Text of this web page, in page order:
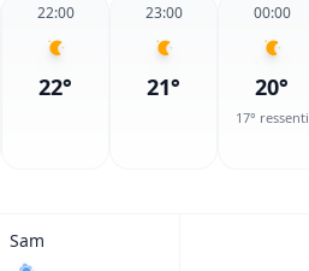
22:00
22°
23:00
21°
00:00
20°
17° ressenti
Sam